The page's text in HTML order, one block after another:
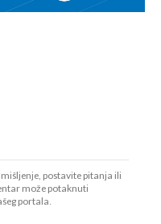
postavite pitanja ili
može potaknuti
portala.